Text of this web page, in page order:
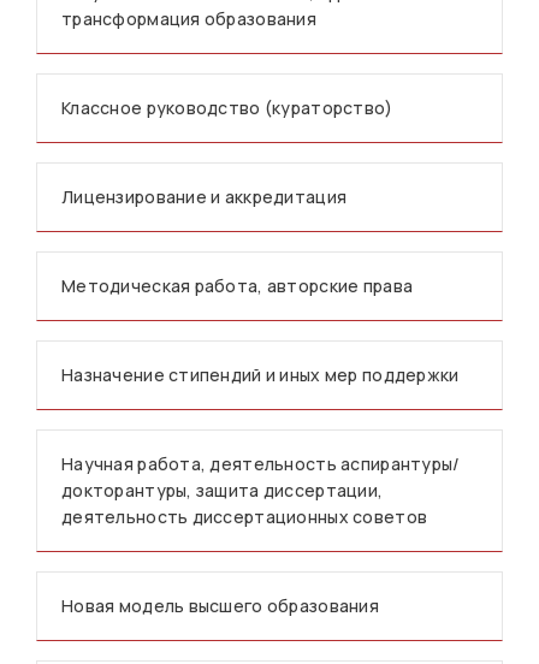
трансформация образования
Классное руководство (кураторство)
Лицензирование и аккредитация
Методическая работа, авторские права
Назначение стипендий и иных мер поддержки
Научная работа, деятельность аспирантуры/
докторантуры, защита диссертации,
деятельность диссертационных советов
Новая модель высшего образования